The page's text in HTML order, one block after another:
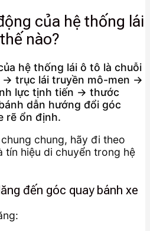
của hệ thống lái
nào?
hệ thống lái ô tô là chuỗi
→ trục lái truyền mô-men →
lực tịnh tiến → thước
dẫn hướng đổi góc
rẽ ổn định.
chung, hãy đi theo
tín hiệu di chuyển trong hệ
đến góc quay bánh xe